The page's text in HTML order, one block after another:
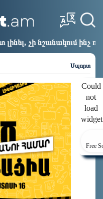
անել 16:14
Սպորտ
Could
not
load
Free